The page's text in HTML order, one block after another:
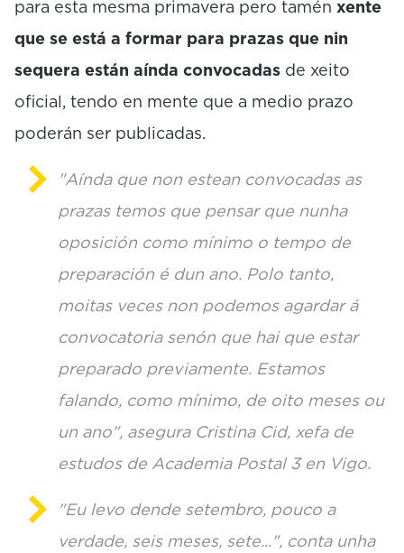
para esta mesma primavera pero tamén xente
que se está a formar para prazas que nin
sequera están aínda convocadas de xeito
oficial, tendo en mente que a medio prazo
poderán ser publicadas.
"Aínda que non estean convocadas as
prazas temos que pensar que nunha
oposición como mínimo o tempo de
preparación é dun ano. Polo tanto,
moitas veces non podemos agardar á
convocatoria senón que hai que estar
preparado previamente. Estamos
falando, como mínimo, de oito meses ou
un ano", asegura Cristina Cid, xefa de
estudos de Academia Postal 3 en Vigo.
"Eu levo dende setembro, pouco a
verdade, seis meses, sete...", conta unha